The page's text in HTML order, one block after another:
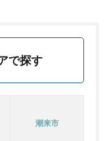
で探す
潮来市